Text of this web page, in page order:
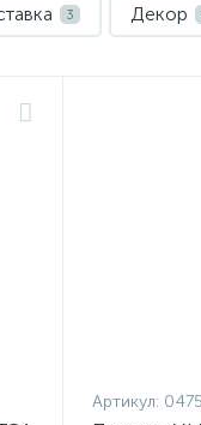
3 Декор
Артикул: